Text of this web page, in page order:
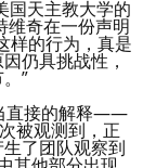
国天主教大学的
维奇在一份声明
样的行为，真是
仍具挑战性，
”
直接的解释——
被观测到，正
了团队观察到